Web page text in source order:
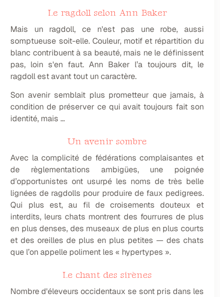
Le ragdoll selon Ann Baker
Mais un ragdoll, ce n'est pas une robe, aussi
somptueuse soit-elle. Couleur, motif et répartition du
blanc contribuent à sa beauté, mais ne le définissent
pas, loin s'en faut. Ann Baker l’a toujours dit, le
ragdoll est avant tout un caractère.
Son avenir semblait plus prometteur que jamais, à
condition de préserver ce qui avait toujours fait son
identité, mais ...
Un avenir sombre
Avec la complicité de fédérations complaisantes et
de règlementations ambigües, une poignée
d’opportunistes ont usurpé les noms de très belle
lignées de ragdolls pour produire de faux pedigrees.
Qui plus est, au fil de croisements douteux et
interdits, leurs chats montrent des fourrures de plus
en plus denses, des museaux de plus en plus courts
et des oreilles de plus en plus petites — des chats
que l’on appelle poliment les « hypertypes ».
Le chant des sirènes
Nombre d'éleveurs occidentaux se sont pris dans les